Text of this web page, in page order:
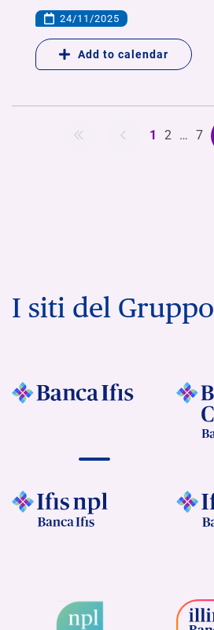
24/11/2025
Add to calendar
1 2 … 7
I siti del Gruppo